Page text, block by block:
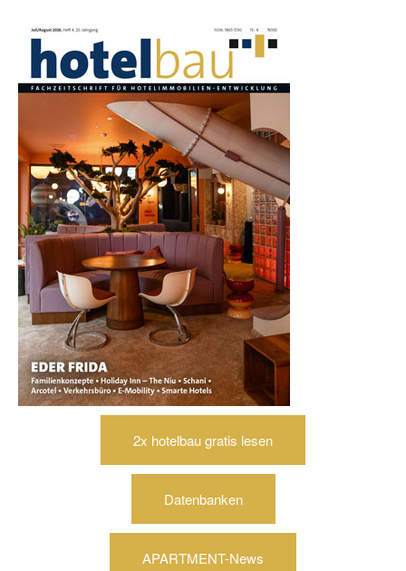
2x hotelbau gratis lesen
Datenbanken
APARTMENT-News